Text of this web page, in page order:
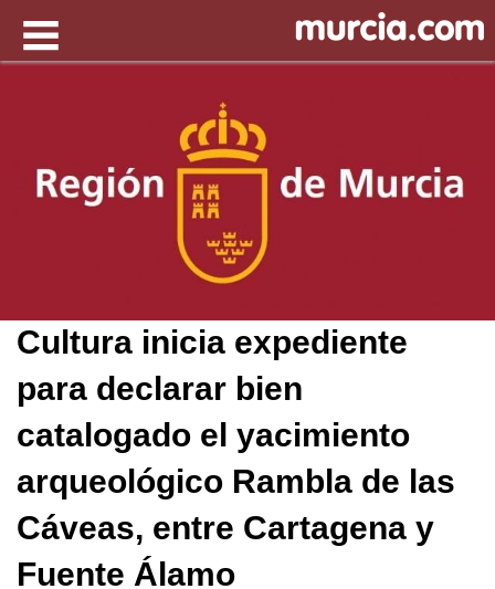
Cultura inicia expediente
para declarar bien
catalogado el yacimiento
arqueológico Rambla de las
Cáveas, entre Cartagena y
Fuente Álamo